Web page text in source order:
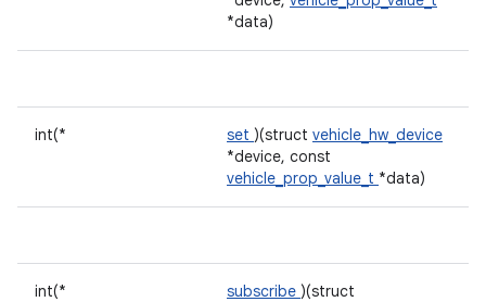
*data)
int(* set )(struct vehicle_hw_device
*device, const
vehicle_prop_value_t *data)
int(* subscribe )(struct